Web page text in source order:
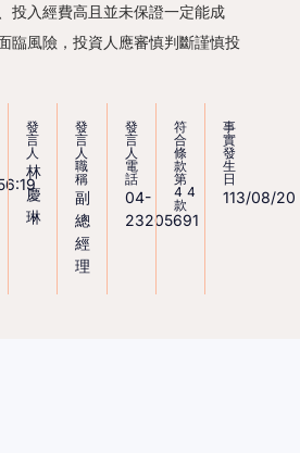
發
言
人
林
慶
琳
發
言
人
職
稱
副
總
經
理
發
言
人
電
話
04-
23205691
符
合
條
款
第
44
款
事
實
發
生
日
113/08/20
投入經費高且並未保證一定能成
臨風險，投資人應審慎判斷謹慎投